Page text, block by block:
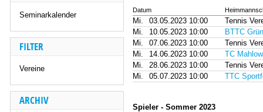
Seminarkalender
FILTER
Vereine
ARCHIV
Datum
Mi. 03.05.2023 10:00
Tennis
Mi.
10.05.2023 10:00
BTTC
Mi.
07.06.2023 10:00
Tennis
Mi.
14.06.2023 10:00
TC
Mi.
28.06.2023 10:00
Tennis
Mi.
05.07.2023 10:00 TTC
Spieler - Sommer 2023